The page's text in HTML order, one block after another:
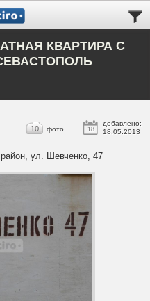
КВАРТИРА С
18
добавлено:
18.05.2013
10 фото
ул. Шевченко, 47